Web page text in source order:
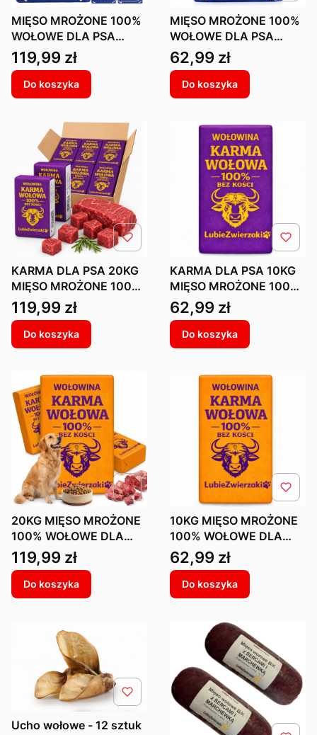
MIĘSO MROŻONE 100%
WOŁOWE DLA PSA
BARF KOSTKI KARMA
WOŁOWA BEZ KOŚCI
20KG
Cena
119,99 zł
Do koszyka
MIĘSO MROŻONE 100%
WOŁOWE DLA PSA
BARF KOSTKI KARMA
WOŁOWA BEZ KOŚCI
10KG
Cena
62,99 zł
Do koszyka
KARMA DLA PSA 20KG
MIĘSO MROŻONE 100%
WOŁOWE DLA PSA
BARF KOSTKI BEZ KOŚCI
Cena
119,99 zł
Do koszyka
KARMA DLA PSA 10KG
MIĘSO MROŻONE 100%
WOŁOWE DLA PSA
BARF KOSTKI BEZ KOŚCI
Cena
62,99 zł
Do koszyka
20KG MIĘSO MROŻONE
100% WOŁOWE DLA
PSA BARF KOSTKI
KARMA WOŁOWA BEZ
KOŚCI
Cena
119,99 zł
Do koszyka
10KG MIĘSO MROŻONE
100% WOŁOWE DLA
PSA BARF KOSTKI
KARMA WOŁOWA BEZ
KOŚCI
Cena
62,99 zł
Do koszyka
Ucho wołowe - 12 sztuk